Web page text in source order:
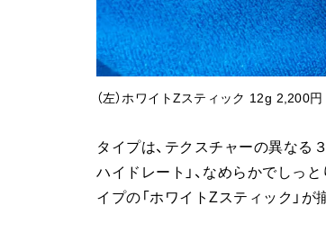
（左）ホワイトZスティック 12g 2,200
タイプは、テクスチャーの異なる
ハイドレート」、なめらかでしっ
イプの「ホワイトZスティック」が